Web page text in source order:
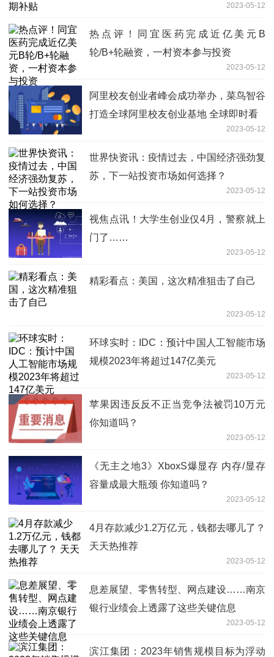
2023-05-12
热点评！同宜医药完成近亿美元B
轮/B+轮融资，一村资本参与投资
2023-05-12
阿里校友创业者峰会成功举办，菜鸟智谷
打造全球阿里校友创业基地 全球即时看
2023-05-12
世界快资讯：疫情过去，中国经济强劲复
苏，下一站投资市场如何选择？
2023-05-12
视焦点讯！大学生创业仅4月，警察就上
门了……
2023-05-12
精彩看点：美国，这次精准狙击了自己
2023-05-12
环球实时：IDC：预计中国人工智能市场
规模2023年将超过147亿美元
2023-05-12
苹果因违反反不正当竞争法被罚10万元
你知道吗？
2023-05-12
《无主之地3》XboxS爆显存 内存/显存
容量成最大瓶颈 你知道吗？
2023-05-12
4月存款减少1.2万亿元，钱都去哪儿了？
天天热推荐
2023-05-12
息差展望、零售转型、网点建设……南京
银行业绩会上透露了这些关键信息
2023-05-12
滨江集团：2023年销售规模目标为浮动